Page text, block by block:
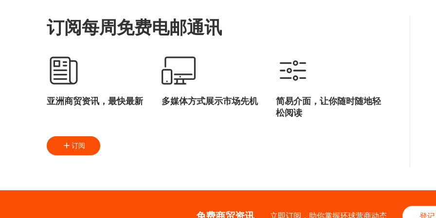
订阅每周免费电邮通讯
亚洲商贸资讯，最快最新 多媒体方式展示市场先机
简易介面，让你随时随地轻
松阅读
订阅
立即订阅，助你掌握环球营商动态 登记